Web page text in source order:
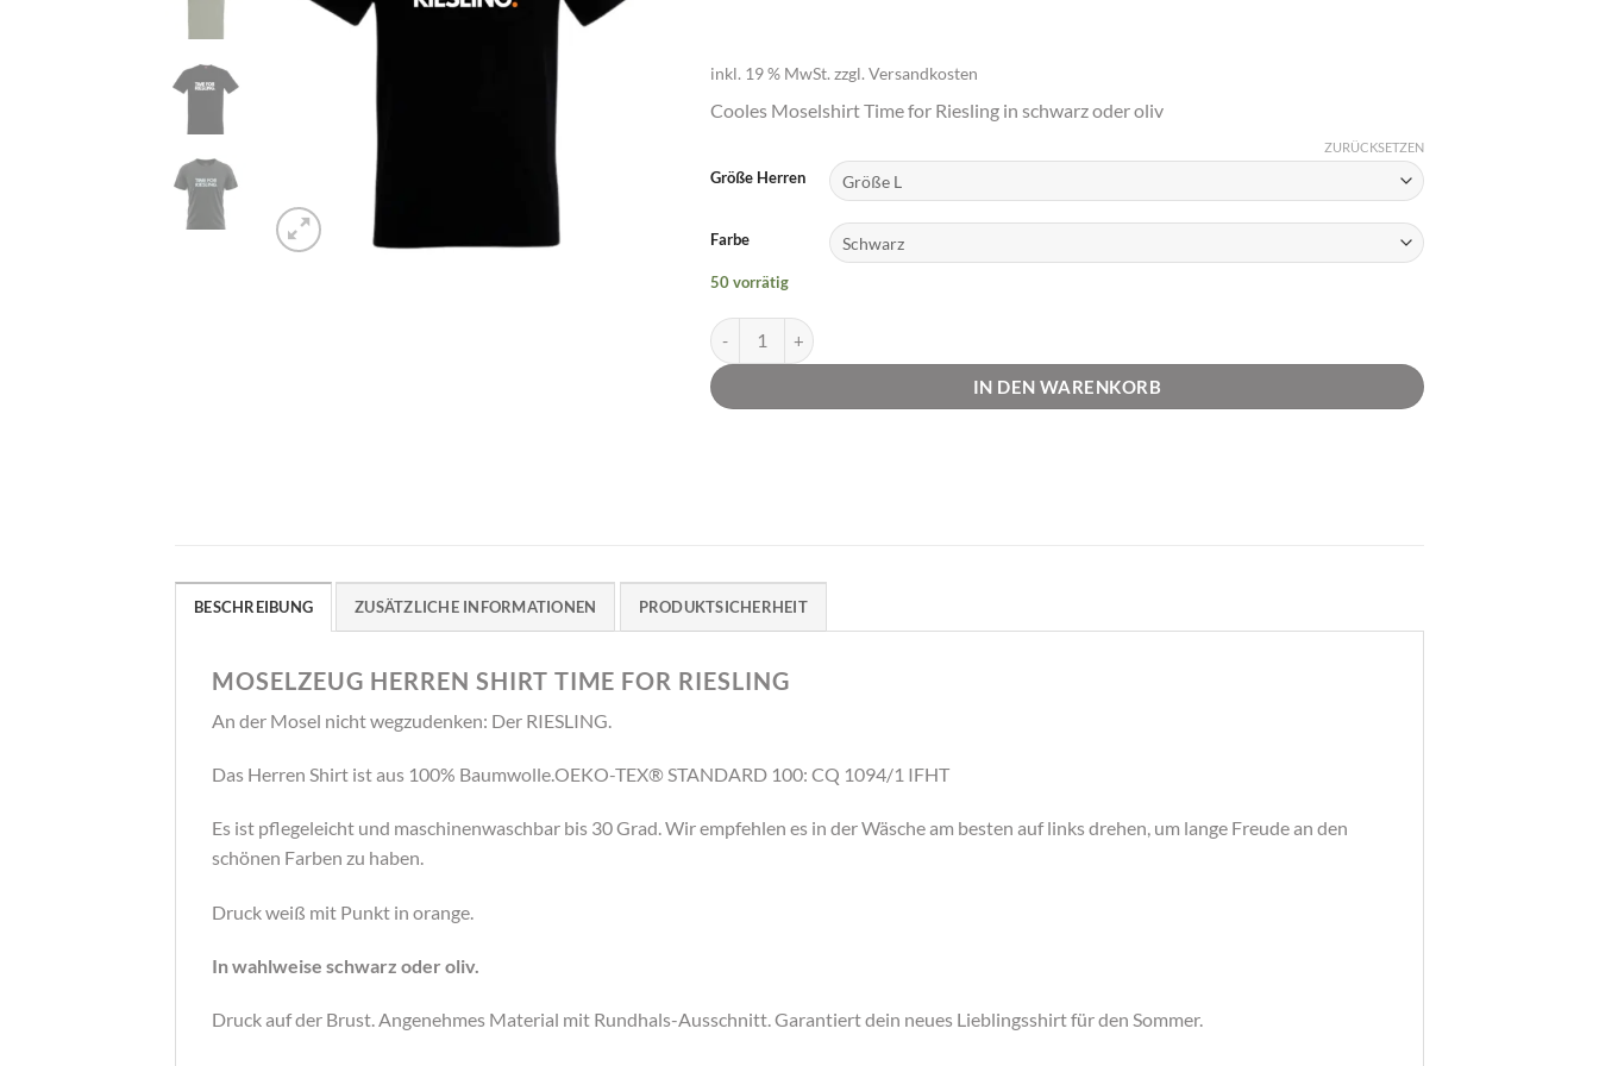
inkl. 19 % MwSt. zzgl. Versandkosten
Cooles Moselshirt Time for Riesling in schwarz oder oliv
Größe Herren
Farbe
ZURÜCKSETZEN
50 vorrätig
Männer T-Shirt Time for Riesling | Moselzeug Menge
IN DEN WARENKORB
BESCHREIBUNG ZUSÄTZLICHE INFORMATIONEN PRODUKTSICHERHEIT
MOSELZEUG HERREN SHIRT TIME FOR RIESLING
An der Mosel nicht wegzudenken: Der RIESLING.
Das Herren Shirt ist aus 100% Baumwolle.OEKO-TEX® STANDARD 100: CQ 1094/1 IFHT
Es ist pflegeleicht und maschinenwaschbar bis 30 Grad. Wir empfehlen es in der Wäsche am besten auf links drehen, um lange Freude an den
schönen Farben zu haben.
Druck weiß mit Punkt in orange.
In wahlweise schwarz oder oliv.
Druck auf der Brust. Angenehmes Material mit Rundhals-Ausschnitt. Garantiert dein neues Lieblingsshirt für den Sommer.